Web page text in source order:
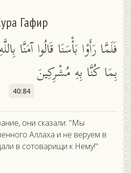
Гафир
فَلَمَّا رَأَوْا بَأْسَنَا قَالُوا آمَنَّا
بِمَا كُنَّا بِهِ مُشْرِكِينَ
40:84
они сказали: "Мы
Аллаха и не веруем в
в сотоварищи к Нему!"